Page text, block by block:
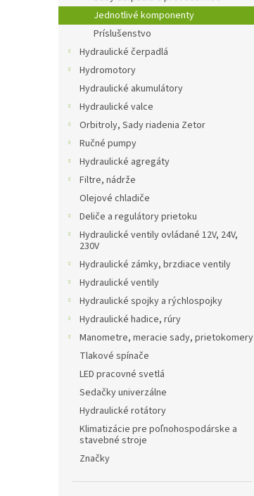
Jednotlivé komponenty
Príslušenstvo
Hydraulické čerpadlá
Hydromotory
Hydraulické akumulátory
Hydraulické valce
Orbitroly, Sady riadenia Zetor
Ručné pumpy
Hydraulické agregáty
Filtre, nádrže
Olejové chladiče
Deliče a regulátory prietoku
Hydraulické ventily ovládané 12V, 24V,
230V
Hydraulické zámky, brzdiace ventily
Hydraulické ventily
Hydraulické spojky a rýchlospojky
Hydraulické hadice, rúry
Manometre, meracie sady, prietokomery
Tlakové spínače
LED pracovné svetlá
Sedačky univerzálne
Hydraulické rotátory
Klimatizácie pre poľnohospodárske a
stavebné stroje
Značky